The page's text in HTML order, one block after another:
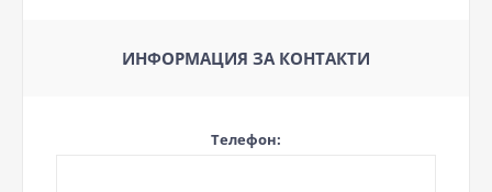
ИНФОРМАЦИЯ ЗА КОНТАКТИ
Телефон: